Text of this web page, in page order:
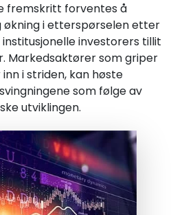
fremskritt forventes å
i etterspørselen etter
investorers tillit
Markedsaktører som griper
i striden, kan høste
som følge av
utviklingen.